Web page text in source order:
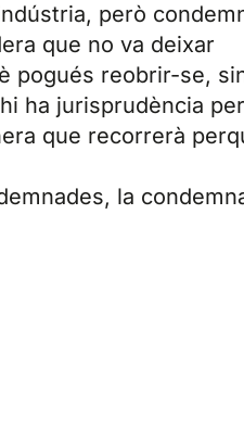
però
que no va deixar
pogués reobrir-se,
ha jurisprudència
que recorrerà
la